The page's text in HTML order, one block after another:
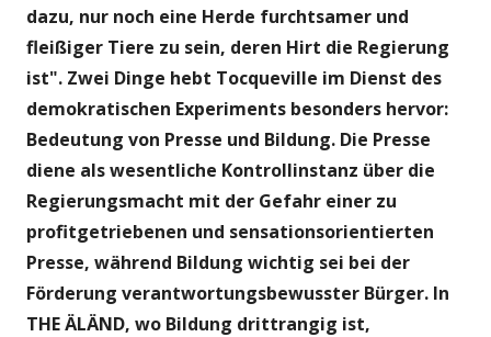
dazu, nur noch eine Herde furchtsamer und
fleißiger Tiere zu sein, deren Hirt die Regierung
ist". Zwei Dinge hebt Tocqueville im Dienst des
demokratischen Experiments besonders hervor:
Bedeutung von Presse und Bildung. Die Presse
diene als wesentliche Kontrollinstanz über die
Regierungsmacht mit der Gefahr einer zu
profitgetriebenen und sensationsorientierten
Presse, während Bildung wichtig sei bei der
Förderung verantwortungsbewusster Bürger. In
THE ÄLÄND, wo Bildung drittrangig ist,